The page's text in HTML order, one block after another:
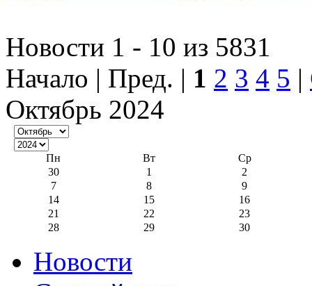
Новости 1 - 10 из 5831
Начало | Пред. | 1 2 3 4 5 |
Октябрь 2024
Пн Вт
Ср
30
1
2
7
8
9
14
15
16
21
22
23
28
29 30
Новости